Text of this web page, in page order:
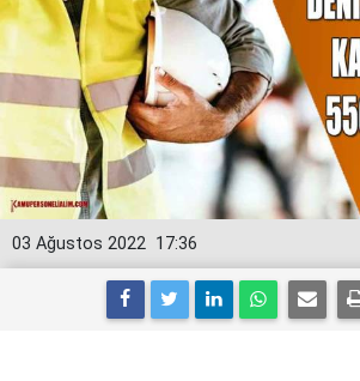
17:36
03 Ağustos 2022